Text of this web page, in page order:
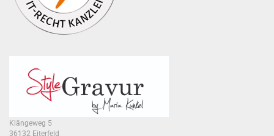
Klängeweg 5
36132 Eiterfeld